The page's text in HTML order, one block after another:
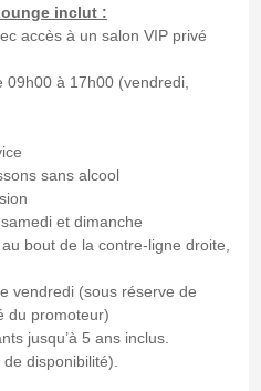
inclut :
accès à un salon VIP privé
09h00 à 17h00 (vendredi,
sans alcool
et dimanche
bout de la contre-ligne droite,
vendredi (sous réserve de
du promoteur)
jusqu’à 5 ans inclus.
disponibilité).